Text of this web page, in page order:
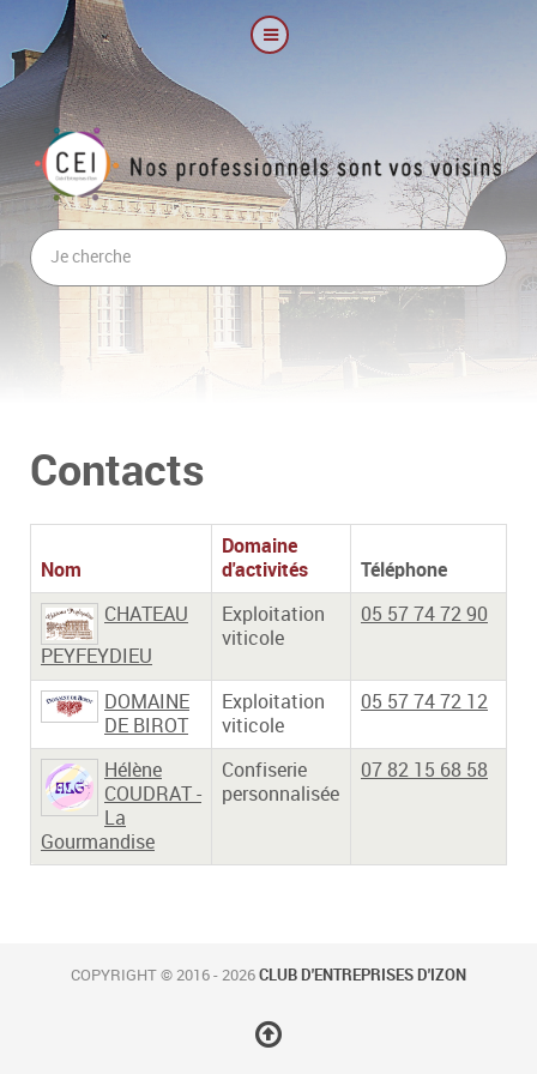
Contacts
Nom
Domaine
d'activités
Téléphone
CHATEAU
PEYFEYDIEU
Exploitation
viticole
05 57 74 72 90
DOMAINE
DE BIROT
Exploitation
viticole
05 57 74 72 12
Hélène
COUDRAT -
La
Gourmandise
Confiserie
personnalisée
07 82 15 68 58
COPYRIGHT © 2016 - 2026 CLUB D'ENTREPRISES D'IZON